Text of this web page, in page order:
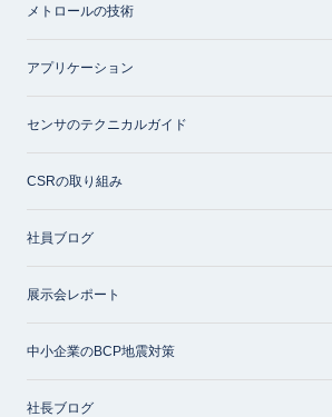
メトロールの技術
アプリケーション
センサのテクニカルガイド
CSRの取り組み
社員ブログ
展示会レポート
中小企業のBCP地震対策
社長ブログ